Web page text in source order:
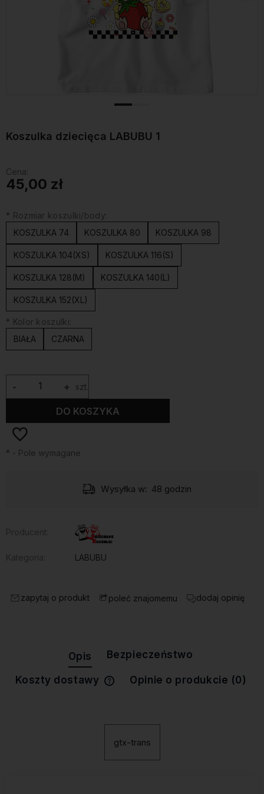
Koszulka dziecięca LABUBU 1
Cena:
45,00 zł
* Rozmiar koszulki/body:
KOSZULKA 74
KOSZULKA 80 KOSZULKA 98
KOSZULKA 104(XS) KOSZULKA 116(S)
KOSZULKA 128(M) KOSZULKA 140(L)
KOSZULKA 152(XL)
* Kolor koszulki:
BIAŁA
CZARNA
+
- szt.
DO KOSZYKA
* - Pole wymagane
Wysyłka w: 48 godzin
LABUBU
zapytaj o produkt poleć znajomemu dodaj opinię
Opis Bezpieczeństwo
Koszty dostawy
Cena nie zawiera ewentualnych
Opinie o produkcie (0)
gtx-trans